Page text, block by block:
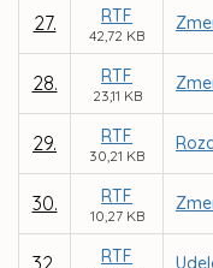
27. RTF
42,72 KB
28. RTF
23,11 KB
29. RTF
30,21 KB
30. RTF
10,27 KB
RTF